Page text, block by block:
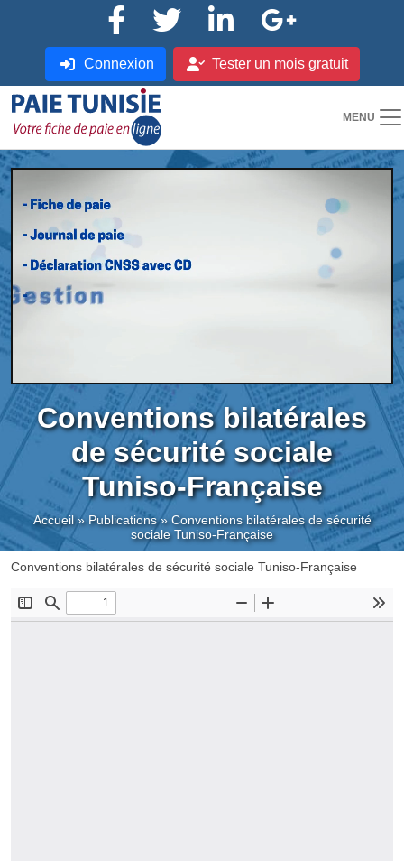
Connexion Tester un mois gratuit
MENU
Conventions bilatérales
de sécurité sociale
Tuniso-Française
Accueil»Publications»Conventions bilatérales de sécurité
sociale Tuniso-Française
Conventions bilatérales de sécurité sociale Tuniso-Française